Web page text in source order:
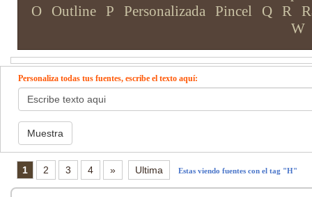
O
Outline P Personalizada Pincel Q R
W
Personaliza todas tus fuentes, escribe el texto aquí:
1 2 3 4 » Ultima Estas viendo fuentes con el tag "H"